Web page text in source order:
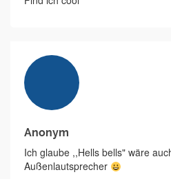
Anonym
Ich glaube ,,Hells bells" wäre
Außenlautsprecher